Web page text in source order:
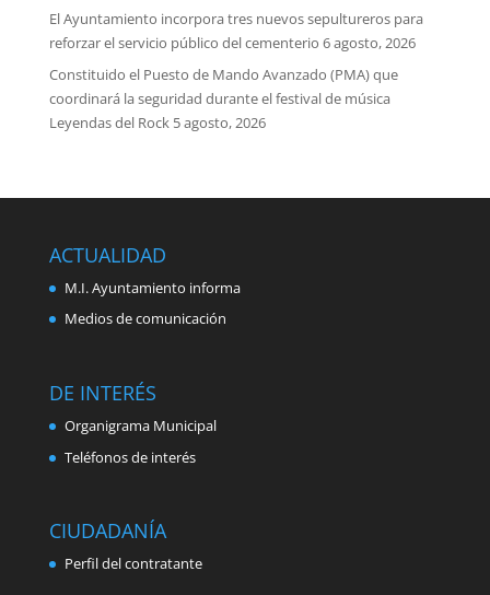
El Ayuntamiento incorpora tres nuevos sepultureros para
reforzar el servicio público del cementerio 6 agosto, 2026
Constituido el Puesto de Mando Avanzado (PMA) que
coordinará la seguridad durante el festival de música
Leyendas del Rock 5 agosto, 2026
ACTUALIDAD
M.I. Ayuntamiento informa
Medios de comunicación
DE INTERÉS
Organigrama Municipal
Teléfonos de interés
CIUDADANÍA
Perfil del contratante